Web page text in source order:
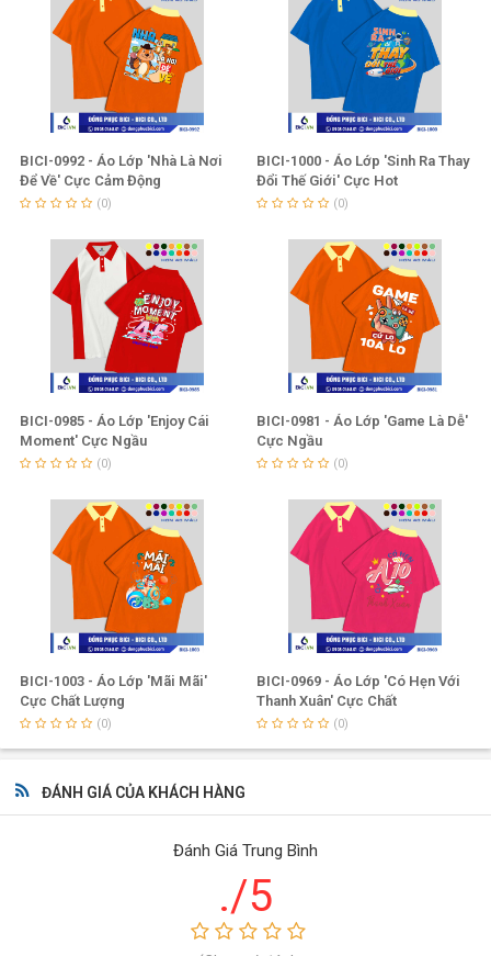
được biết đến là doanh nghiệp hàng
đầu tại Việt Nam trong lĩnh vực thiết kế, sản xuất và thương
mại các sản phẩm đồng phục như: đồng phục công ty, áo lớp,
BICI-0992 - Áo Lớp 'Nhà Là Nơi
Để Về' Cực Cảm Động
(0)
BICI-1000 - Áo Lớp 'Sinh Ra Thay
Đổi Thế Giới' Cực Hot
(0)
BICI-0985 - Áo Lớp 'Enjoy Cái
Moment' Cực Ngầu
(0)
BICI-0981 - Áo Lớp 'Game Là Dễ'
Cực Ngầu
(0)
BICI-1003 - Áo Lớp 'Mãi Mãi'
Cực Chất Lượng
(0)
BICI-0969 - Áo Lớp 'Có Hẹn Với
Thanh Xuân' Cực Chất
(0)
ĐÁNH GIÁ CỦA KHÁCH HÀNG
Đánh Giá Trung Bình
./5